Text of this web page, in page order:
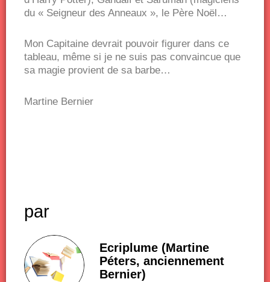
du « Seigneur des Anneaux », le Père Noël…
Mon Capitaine devrait pouvoir figurer dans ce
tableau, même si je ne suis pas convaincue que
sa magie provient de sa barbe…
Martine Bernier
par
Ecriplume (Martine
Péters, anciennement
Bernier)